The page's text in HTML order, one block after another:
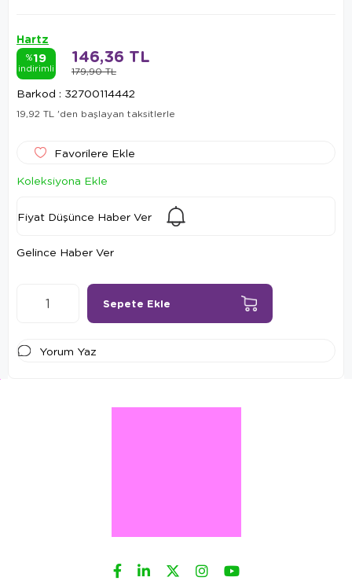
Hartz
%19
indirimli 179,90 TL
146,36 TL
Barkod : 32700114442
19,92 TL 'den başlayan taksitlerle
Favorilere Ekle
Koleksiyona Ekle
Fiyat Düşünce Haber Ver
Gelince Haber Ver
Yorum Yaz